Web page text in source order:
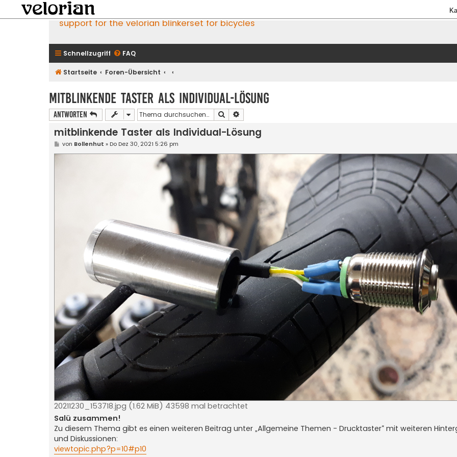
support for the velorian blinkerset for bicycles
Schnellzugriff FAQ
Startseite Foren-Übersicht
mitblinkende Taster als Individual-Lösung
Antworten Suche
mitblinkende Taster als Individual-Lösung
B
i
von Bollenhut » Do Dez 30, 2021 5:26 pm
20211230_153718.jpg (1.62 MiB) 43598 mal betrachtet
Salü zusammen!
Zu diesem Thema gibt es einen weiteren Beitrag unter „Allgemeine Themen - Drucktaster“ mit weiteren
und Diskussionen:
viewtopic.php?p=10#p10